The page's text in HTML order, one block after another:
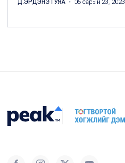
Д.ЭРДЭНЭТУЯА ・ 06 сарын 23, 2023